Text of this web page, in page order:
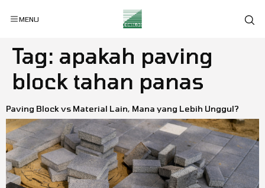
MENU
Tag: apakah paving
block tahan panas
Paving Block vs Material Lain, Mana yang Lebih Unggul?